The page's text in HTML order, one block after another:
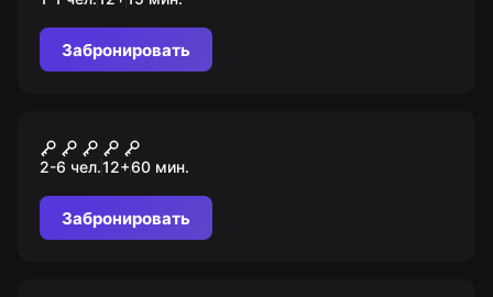
Забронировать
Air
2-6 чел.12+60 мин.
Забронировать